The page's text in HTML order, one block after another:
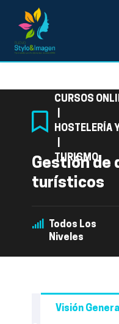
CURSOS
HOSTELERÍA
TURISMO
Gestión de
turísticos
Todos Los
Niveles
Visión General